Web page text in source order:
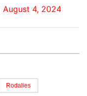
August 4, 2024
Rodalies